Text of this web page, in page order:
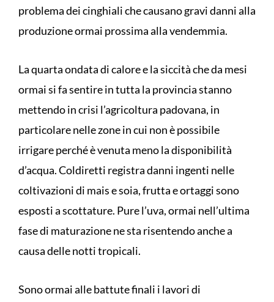
problema dei cinghiali che causano gravi danni alla
produzione ormai prossima alla vendemmia.
La quarta ondata di calore e la siccità che da mesi
ormai si fa sentire in tutta la provincia stanno
mettendo in crisi l’agricoltura padovana, in
particolare nelle zone in cui non è possibile
irrigare perché è venuta meno la disponibilità
d’acqua. Coldiretti registra danni ingenti nelle
coltivazioni di mais e soia, frutta e ortaggi sono
esposti a scottature. Pure l’uva, ormai nell’ultima
fase di maturazione ne sta risentendo anche a
causa delle notti tropicali.
Sono ormai alle battute finali i lavori di